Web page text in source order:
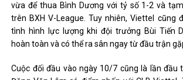
vừa để thua Bình Dương với tỷ số 1-2 và
trên BXH V-League. Tuy nhiên, Viettel cũng
tình hình lực lượng khi đội trưởng Bùi Tiến
hoàn toàn và có thể ra sân ngay từ đầu trận
Cuộc đối đầu vào ngày 10/7 cũng là lần đầu